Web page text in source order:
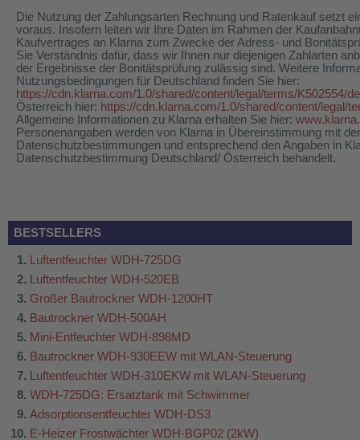
Die Nutzung der Zahlungsarten Rechnung und Ratenkauf setzt
voraus. Insofern leiten wir Ihre Daten im Rahmen der
Kaufvertrages an Klarna zum Zwecke der Adress- und
Sie Verständnis dafür, dass wir Ihnen nur diejenigen Zahlarten
der Ergebnisse der Bonitätsprüfung zulässig sind. Weitere
Nutzungsbedingungen für Deutschland finden Sie hier:
https://cdn.klarna.com/1.0/shared/content/legal/terms/K502554/
Österreich hier: https://cdn.klarna.com/1.0/shared/content/legal/
Allgemeine Informationen zu Klarna erhalten Sie hier:
Personenangaben werden von Klarna in Übereinstimmung mit
Datenschutzbestimmungen und entsprechend den Angaben in
Datenschutzbestimmung Deutschland/ Österreich behandelt.
BESTSELLERS
Luftentfeuchter WDH-725DG
Luftentfeuchter WDH-520EB
Großer Bautrockner WDH-1200HT
Bautrockner WDH-500AH
Mini-Entfeuchter WDH-898MD
Bautrockner WDH-930EEW mit WLAN-Steuerung
Luftentfeuchter WDH-310EKW mit WLAN-Steuerung
WDH-725DG: Ersatztank mit Schwimmer
Adsorptionsentfeuchter WDH-DS3
E-Heizer Frostwächter WDH-BGP02 (2kW)